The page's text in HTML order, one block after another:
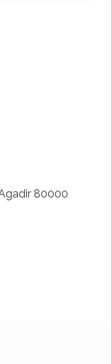
80000